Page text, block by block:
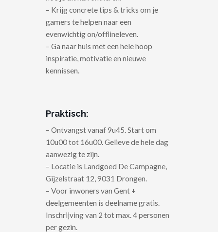
– Krijg concrete tips & tricks om je
gamers te helpen naar een
evenwichtig on/offlineleven.
– Ga naar huis met een hele hoop
inspiratie, motivatie en nieuwe
kennissen.
Praktisch:
– Ontvangst vanaf 9u45. Start om
10u00 tot 16u00. Gelieve de hele dag
aanwezig te zijn.
– Locatie is Landgoed De Campagne,
Gijzelstraat 12, 9031 Drongen.
– Voor inwoners van Gent +
deelgemeenten is deelname gratis.
Inschrijving van 2 tot max. 4 personen
per gezin.